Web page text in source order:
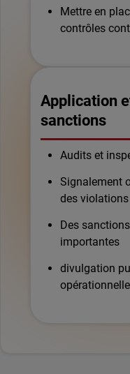
Mettre en
contrôles
Application
sanctions
Audits et
Signalement
des violations
Des
importantes
divulgation